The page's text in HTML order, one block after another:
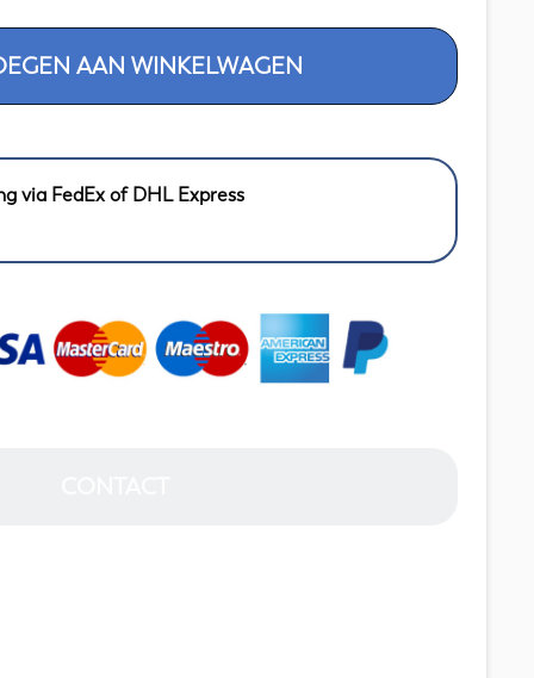
AAN WINKELWAGEN
via FedEx of DHL Express